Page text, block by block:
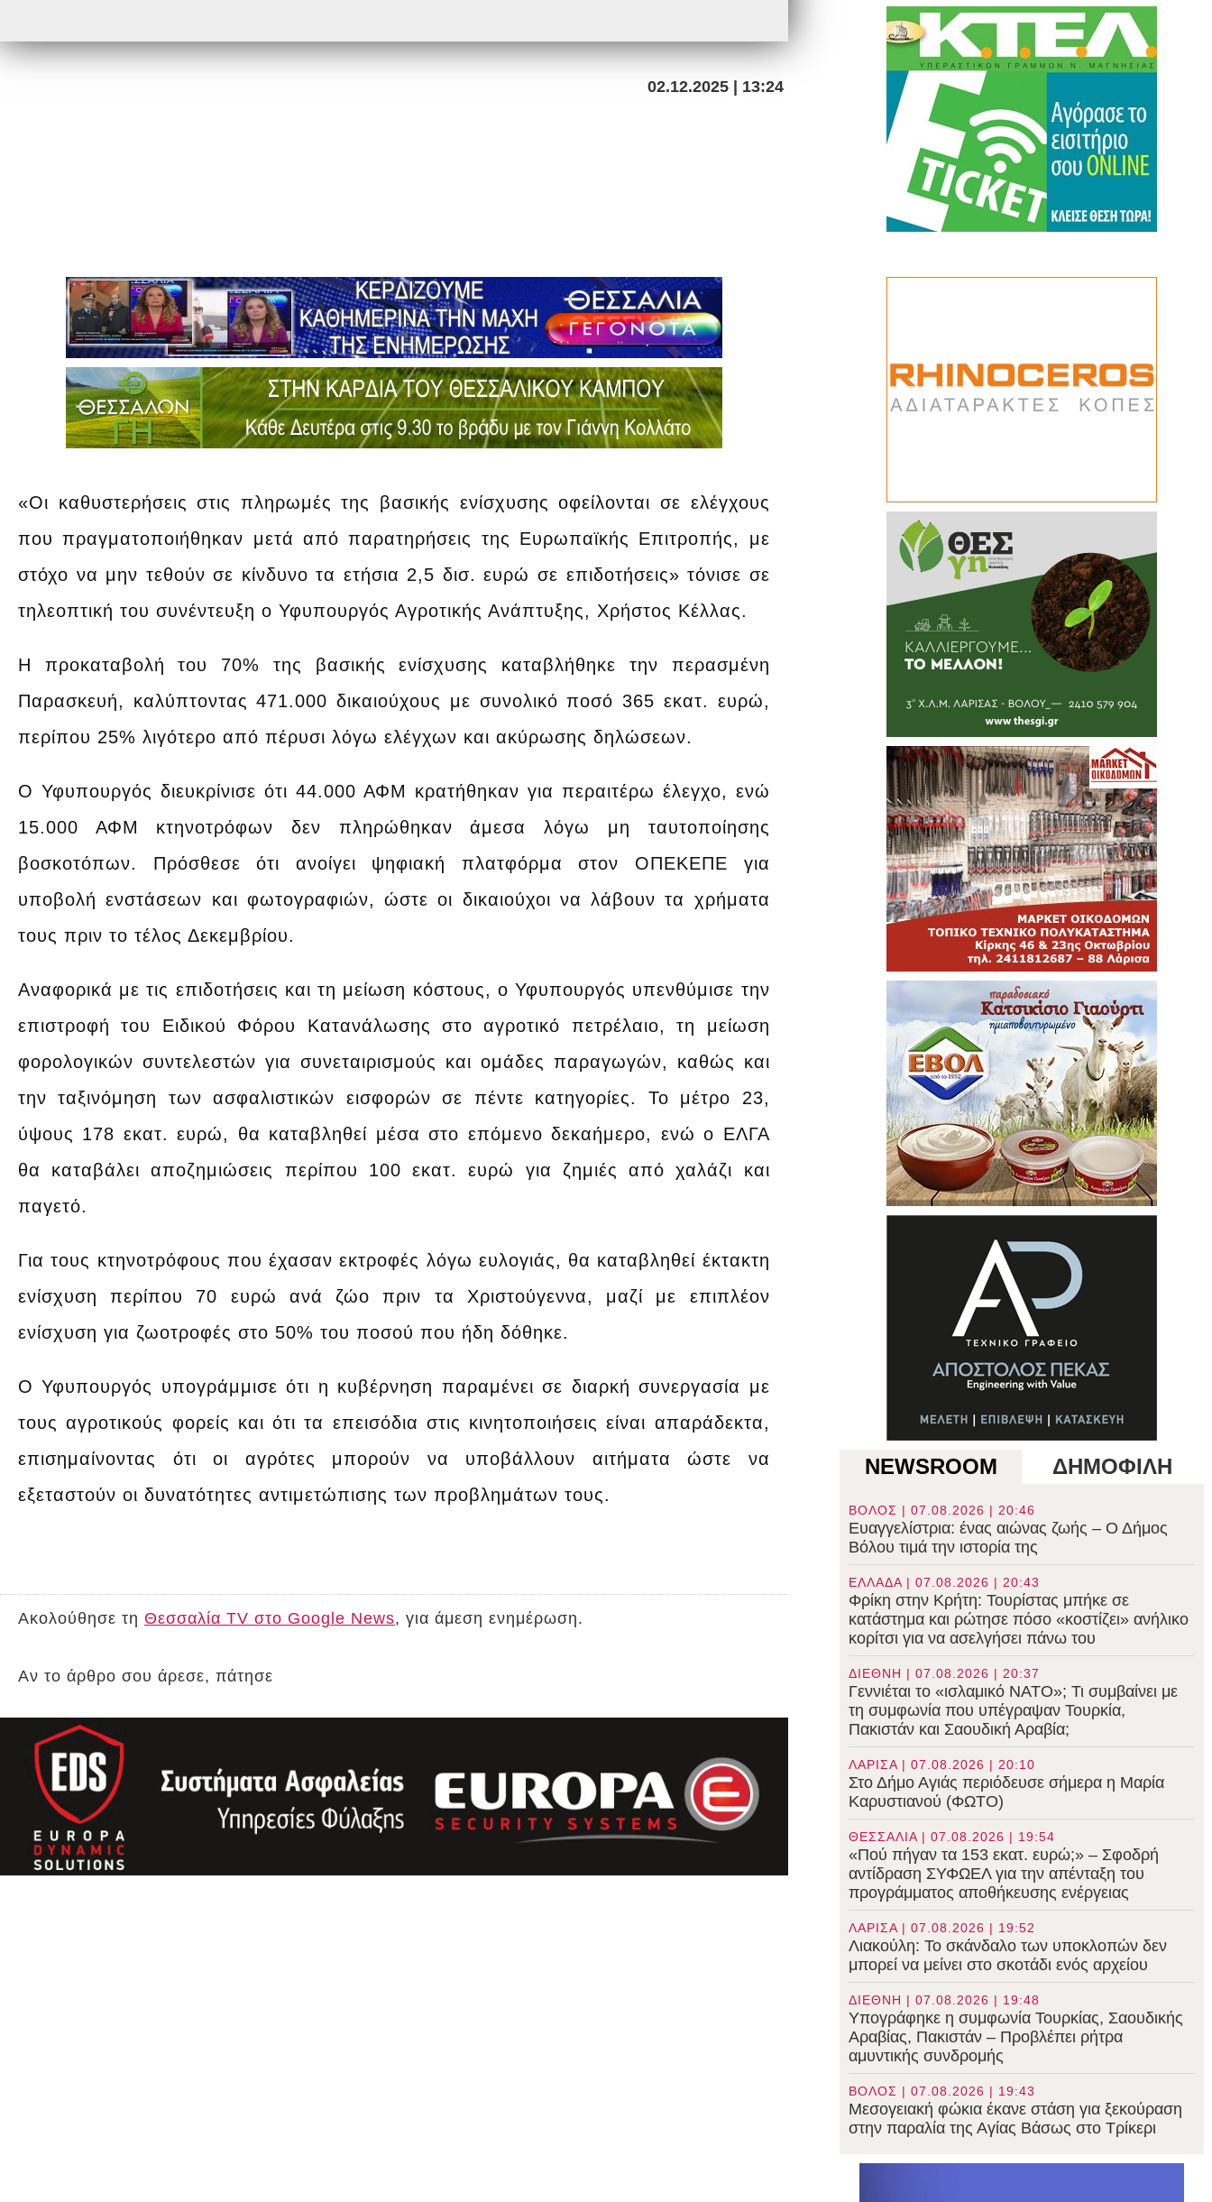
02.12.2025 | 13:24
«Οι καθυστερήσεις στις πληρωμές της βασικής ενίσχυσης οφείλονται σε ελέγχους
που πραγματοποιήθηκαν μετά από παρατηρήσεις της Ευρωπαϊκής Επιτροπής, με
στόχο να μην τεθούν σε κίνδυνο τα ετήσια 2,5 δισ. ευρώ σε επιδοτήσεις» τόνισε σε
τηλεοπτική του συνέντευξη ο Υφυπουργός Αγροτικής Ανάπτυξης, Χρήστος Κέλλας.
Η προκαταβολή του 70% της βασικής ενίσχυσης καταβλήθηκε την περασμένη
Παρασκευή, καλύπτοντας 471.000 δικαιούχους με συνολικό ποσό 365 εκατ. ευρώ,
περίπου 25% λιγότερο από πέρυσι λόγω ελέγχων και ακύρωσης δηλώσεων.
Ο Υφυπουργός διευκρίνισε ότι 44.000 ΑΦΜ κρατήθηκαν για περαιτέρω έλεγχο, ενώ
15.000 ΑΦΜ κτηνοτρόφων δεν πληρώθηκαν άμεσα λόγω μη ταυτοποίησης
βοσκοτόπων. Πρόσθεσε ότι ανοίγει ψηφιακή πλατφόρμα στον ΟΠΕΚΕΠΕ για
υποβολή ενστάσεων και φωτογραφιών, ώστε οι δικαιούχοι να λάβουν τα χρήματα
τους πριν το τέλος Δεκεμβρίου.
Αναφορικά με τις επιδοτήσεις και τη μείωση κόστους, ο Υφυπουργός υπενθύμισε την
επιστροφή του Ειδικού Φόρου Κατανάλωσης στο αγροτικό πετρέλαιο, τη μείωση
φορολογικών συντελεστών για συνεταιρισμούς και ομάδες παραγωγών, καθώς και
την ταξινόμηση των ασφαλιστικών εισφορών σε πέντε κατηγορίες. Το μέτρο 23,
ύψους 178 εκατ. ευρώ, θα καταβληθεί μέσα στο επόμενο δεκαήμερο, ενώ ο ΕΛΓΑ
θα καταβάλει αποζημιώσεις περίπου 100 εκατ. ευρώ για ζημιές από χαλάζι και
παγετό.
Για τους κτηνοτρόφους που έχασαν εκτροφές λόγω ευλογιάς, θα καταβληθεί έκτακτη
ενίσχυση περίπου 70 ευρώ ανά ζώο πριν τα Χριστούγεννα, μαζί με επιπλέον
ενίσχυση για ζωοτροφές στο 50% του ποσού που ήδη δόθηκε.
Ο Υφυπουργός υπογράμμισε ότι η κυβέρνηση παραμένει σε διαρκή συνεργασία με
τους αγροτικούς φορείς και ότι τα επεισόδια στις κινητοποιήσεις είναι απαράδεκτα,
επισημαίνοντας ότι οι αγρότες μπορούν να υποβάλλουν αιτήματα ώστε να
εξεταστούν οι δυνατότητες αντιμετώπισης των προβλημάτων τους.
Ακολούθησε τη Θεσσαλία TV στο Google News, για άμεση ενημέρωση.
Αν το άρθρο σου άρεσε, πάτησε
NEWSROOM ΔΗΜΟΦΙΛΗ
ΒΟΛΟΣ | 07.08.2026 | 20:46
Ευαγγελίστρια: ένας αιώνας ζωής – Ο Δήμος
Βόλου τιμά την ιστορία της
ΕΛΛΑΔΑ | 07.08.2026 | 20:43
Φρίκη στην Κρήτη: Τουρίστας μπήκε σε
κατάστημα και ρώτησε πόσο «κοστίζει» ανήλικο
κορίτσι για να ασελγήσει πάνω του
ΔΙΕΘΝΗ | 07.08.2026 | 20:37
Γεννιέται το «ισλαμικό ΝΑΤΟ»; Τι συμβαίνει με
τη συμφωνία που υπέγραψαν Τουρκία,
Πακιστάν και Σαουδική Αραβία;
ΛΑΡΙΣΑ | 07.08.2026 | 20:10
Στο Δήμο Αγιάς περιόδευσε σήμερα η Μαρία
Καρυστιανού (ΦΩΤΟ)
ΘΕΣΣΑΛΙΑ | 07.08.2026 | 19:54
«Πού πήγαν τα 153 εκατ. ευρώ;» – Σφοδρή
αντίδραση ΣΥΦΩΕΛ για την απένταξη του
προγράμματος αποθήκευσης ενέργειας
ΛΑΡΙΣΑ | 07.08.2026 | 19:52
Λιακούλη: Το σκάνδαλο των υποκλοπών δεν
μπορεί να μείνει στο σκοτάδι ενός αρχείου
ΔΙΕΘΝΗ | 07.08.2026 | 19:48
Υπογράφηκε η συμφωνία Τουρκίας, Σαουδικής
Αραβίας, Πακιστάν – Προβλέπει ρήτρα
αμυντικής συνδρομής
ΒΟΛΟΣ | 07.08.2026 | 19:43
Μεσογειακή φώκια έκανε στάση για ξεκούραση
στην παραλία της Αγίας Βάσως στο Τρίκερι